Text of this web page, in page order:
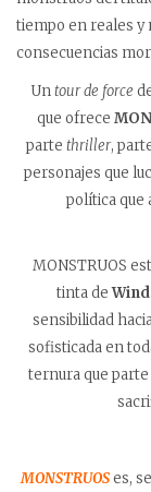
tiempo en reales y
consecuencias
Untour de force
que ofrece
parte thriller,
personajes que
política que
MONSTRUOS
tinta de
sensibilidad
sofisticada en
ternura que
MONSTRUOSes,